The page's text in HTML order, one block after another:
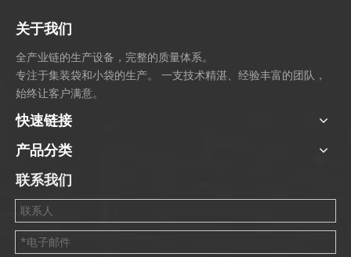
关于我们
全产业链的生产设备，完整的质量体系。
专注于集装袋和小袋的生产。 一支技术精湛、经验丰富的团队，
始终让客户满意。
快速链接
产品分类
联系我们